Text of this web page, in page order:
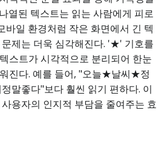
열된 텍스트는 읽는 사람에게 피로
바일 환경처럼 작은 화면에서 긴 텍
제는 더욱 심각해진다. '★' 기호를
스트가 시각적으로 분리되어 한눈
진다. 예를 들어, "오늘★날씨★정
말좋다"보다 훨씬 읽기 편하다. 이
용자의 인지적 부담을 줄여주는 효